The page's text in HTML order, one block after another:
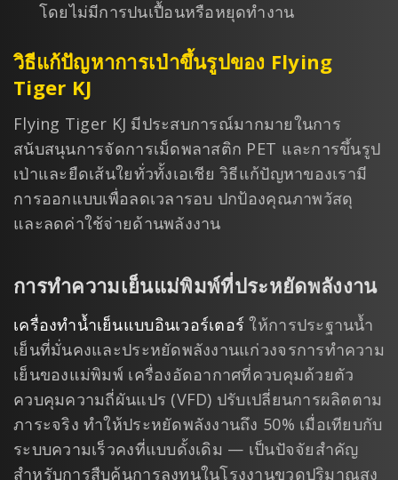
โดยไม่มีการปนเปื้อนหรือหยุดทำงาน
วิธีแก้ปัญหาการเป่าขึ้นรูปของ Flying
Tiger KJ
Flying Tiger KJ มีประสบการณ์มากมายในการ
สนับสนุนการจัดการเม็ดพลาสติก PET และการขึ้นรูป
เป่าและยืดเส้นใยทั่วทั้งเอเชีย วิธีแก้ปัญหาของเรามี
การออกแบบเพื่อลดเวลารอบ ปกป้องคุณภาพวัสดุ
และลดค่าใช้จ่ายด้านพลังงาน
การทำความเย็นแม่พิมพ์ที่ประหยัดพลังงาน
เครื่องทำน้ำเย็นแบบอินเวอร์เตอร์ ให้การประฐานน้ำ
เย็นที่มั่นคงและประหยัดพลังงานแก่วงจรการทำความ
เย็นของแม่พิมพ์ เครื่องอัดอากาศที่ควบคุมด้วยตัว
ควบคุมความถี่ผันแปร (VFD) ปรับเปลี่ยนการผลิตตาม
ภาระจริง ทำให้ประหยัดพลังงานถึง 50% เมื่อเทียบกับ
ระบบความเร็วคงที่แบบดั้งเดิม — เป็นปัจจัยสำคัญ
สำหรับการสืบค้นการลงทุนในโรงงานขวดปริมาณสูง